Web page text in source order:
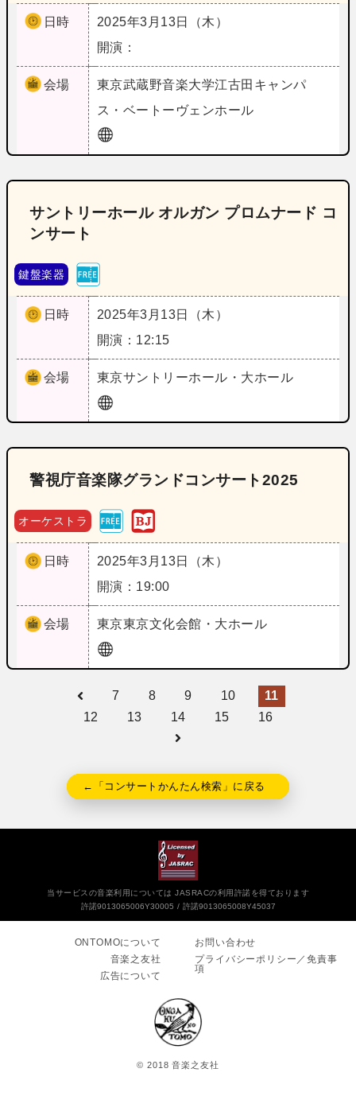
日時
2025年3月13日（木）
開演：
会場 東京武蔵野音楽大学江古田キャンパ
ス・ベートーヴェンホール
サントリーホール オルガン プロムナード コ
ンサート
鍵盤楽器
日時
2025年3月13日（木）
開演：12:15
会場 東京サントリーホール・大ホール
警視庁音楽隊グランドコンサート2025
オーケストラ
日時
2025年3月13日（木）
開演：19:00
会場 東京東京文化会館・大ホール
7 8 9 10
11
12
13 14 15 16
←「コンサートかんたん検索」に戻る
当サービスの音楽利用については JASRACの利用許諾を得ております
許諾9013065006Y30005
許諾9013065008Y45037
ONTOMOについて
音楽之友社
広告について
お問い合わせ
プライバシーポリシー／免責事
項
© 2018 音楽之友社